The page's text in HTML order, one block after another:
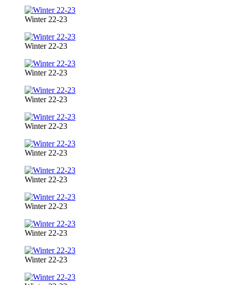
Winter 22-23
Winter 22-23
Winter 22-23
Winter 22-23
Winter 22-23
Winter 22-23
Winter 22-23
Winter 22-23
Winter 22-23
Winter 22-23